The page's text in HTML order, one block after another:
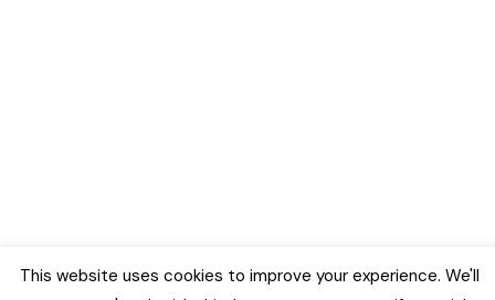
This website uses cookies to improve your experience. We'll